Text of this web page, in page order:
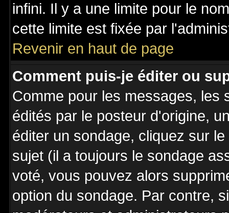
infini. Il y a une limite pour le
cette limite est fixée par
Revenir en haut de page
Comment puis-je éditer ou
Comme pour les messages, les
édités par le posteur d'origine,
éditer un sondage, cliquez sur
sujet (il a toujours le sondage
voté, vous pouvez alors
option du sondage. Par contre,